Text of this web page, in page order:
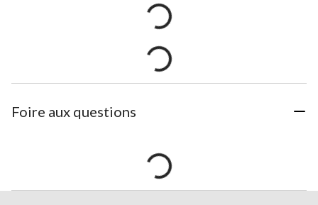
Foire aux questions